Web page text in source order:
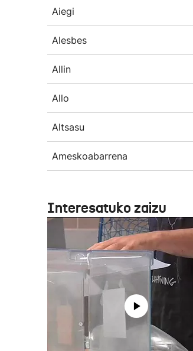
Aiegi
Alesbes
Allin
Allo
Altsasu
Ameskoabarrena
Interesatuko zaizu